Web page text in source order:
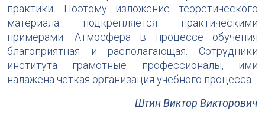
практики. Поэтому изложение теоретического
материала подкрепляется практическими
примерами. Атмосфера в процессе обучения
благоприятная и располагающая. Сотрудники
института грамотные профессионалы, ими
налажена четкая организация учебного процесса.
Штин Виктор Викторович